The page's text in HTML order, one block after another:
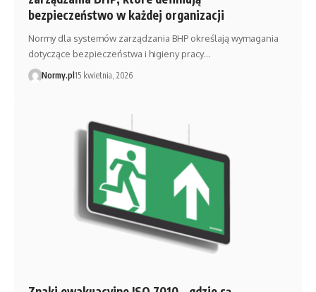
bezpieczeństwo w każdej organizacji
Normy dla systemów zarządzania BHP określają wymagania
dotyczące bezpieczeństwa i higieny pracy…
Normy.pl15 kwietnia, 2026